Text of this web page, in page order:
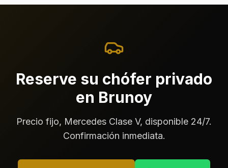
Reserve su chófer privado
en Brunoy
Precio fijo, Mercedes Clase V, disponible 24/7.
Confirmación inmediata.